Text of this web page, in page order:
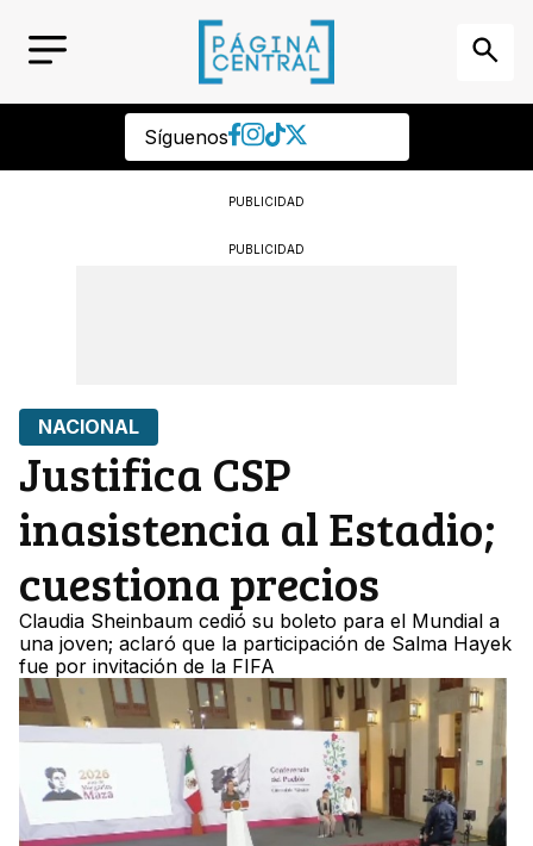
Síguenos
PUBLICIDAD
PUBLICIDAD
NACIONAL
Justifica CSP
inasistencia al Estadio;
cuestiona precios
Claudia Sheinbaum cedió su boleto para el Mundial a
una joven; aclaró que la participación de Salma Hayek
fue por invitación de la FIFA